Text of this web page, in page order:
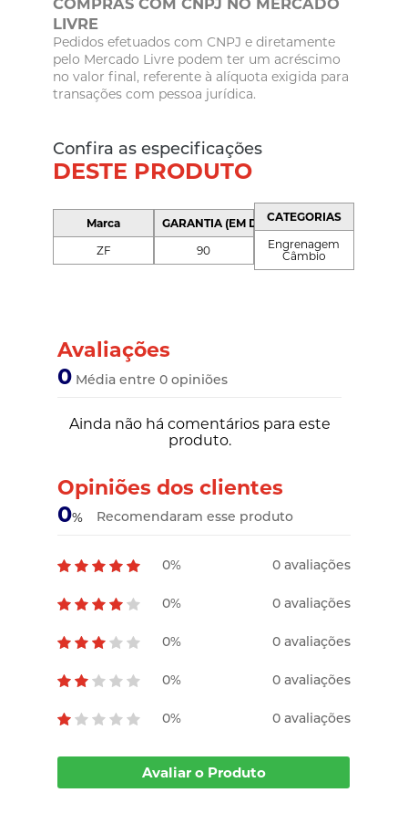
COMPRAS COM CNPJ NO MERCADO
LIVRE
Pedidos efetuados com CNPJ e diretamente
pelo Mercado Livre podem ter um acréscimo
no valor final, referente à alíquota exigida para
transações com pessoa jurídica.
Confira as especificações
DESTE PRODUTO
Marca
ZF
GARANTIA (EM DIAS)
90
CATEGORIAS
Engrenagem
Câmbio
Avaliações
0 Média entre 0 opiniões
Ainda não há comentários para este
produto.
Opiniões dos clientes
0% Recomendaram esse produto
0% 0 avaliações
0% 0 avaliações
0% 0 avaliações
0% 0 avaliações
0% 0 avaliações
Avaliar o Produto